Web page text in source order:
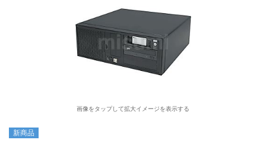
画像をタップして拡大イメージを表示する
新商品